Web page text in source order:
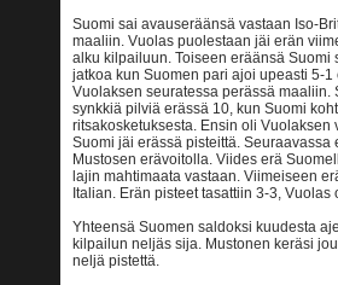
Suomi sai avauseräänsä vastaan Iso-
maaliin. Vuolas puolestaan jäi erän
alku kilpailuun. Toiseen eräänsä Suomi
jatkoa kun Suomen pari ajoi upeasti 5-
Vuolaksen seuratessa perässä
synkkiä pilviä erässä 10, kun Suomi
ritsakosketuksesta. Ensin oli
Suomi jäi erässä pisteittä.
Mustosen erävoitolla. Viides erä
lajin mahtimaata vastaan. Viimeiseen
Italian. Erän pisteet tasattiin 3-3,
Yhteensä Suomen saldoksi kuudesta
kilpailun neljäs sija. Mustonen keräsi
neljä pistettä.